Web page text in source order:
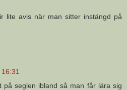
lite avis när man sitter instängd på
på seglen ibland så man får lära sig